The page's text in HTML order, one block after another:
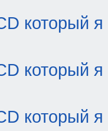
который я
который я
который я